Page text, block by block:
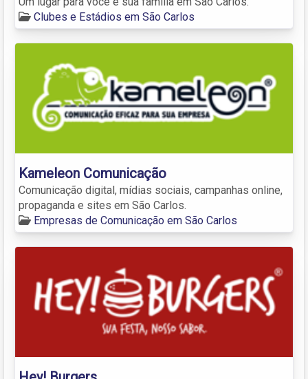
Clubes e Estádios em São Carlos
Kameleon Comunicação
Comunicação digital, mídias sociais, campanhas online,
propaganda e sites em São Carlos.
Empresas de Comunicação em São Carlos